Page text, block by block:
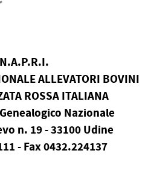
ALLEVATORI BOVINI
ROSSA ITALIANA
Nazionale
n. 19 - 33100 Udine
- Fax 0432.224137